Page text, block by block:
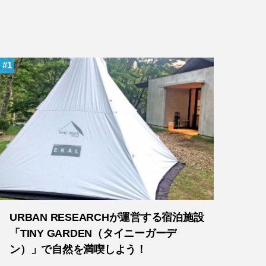
1
URBAN RESEARCHが運営する宿泊施設
「TINY GARDEN（タイニーガーデ
ン）」で自然を満喫しよう！